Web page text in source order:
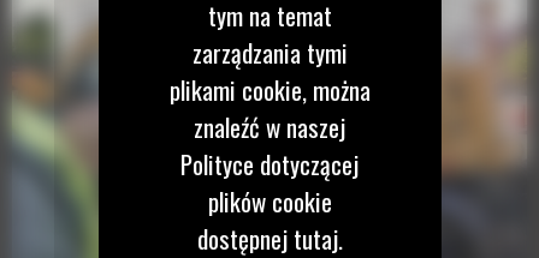
tym na temat
zarządzania tymi
plikami cookie, można
znaleźć w naszej
Polityce dotyczącej
plików cookie
dostępnej tutaj.